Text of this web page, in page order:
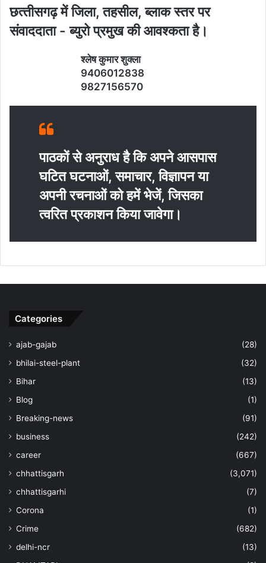
छत्‍तीसगढ़ में जिला, तहसील, ब्‍लाक स्‍तर पर
संवाददाता - ब्‍युरो प्रमुख की आवश्‍कता है।
श्‍लेष कुमार शुक्‍ला
9406012838
9827156570
पाठकों से अनुराध है कि अपने आसपास
घटित घटनाओं, समाचार, विज्ञापन या
अपनी रचनाओं को हमें भेजें, जिसका
त्‍वरित प्रकाशन किया जावेगा।
Categories
ajab-gajab
(28)
bhilai-steel-plant
(32)
Bihar
(13)
Blog
(1)
Breaking-news
(91)
business
(242)
career
(667)
chhattisgarh
(3,071)
chhattisgarhi
(7)
Corona
(1)
Crime
(682)
delhi-ncr
(13)